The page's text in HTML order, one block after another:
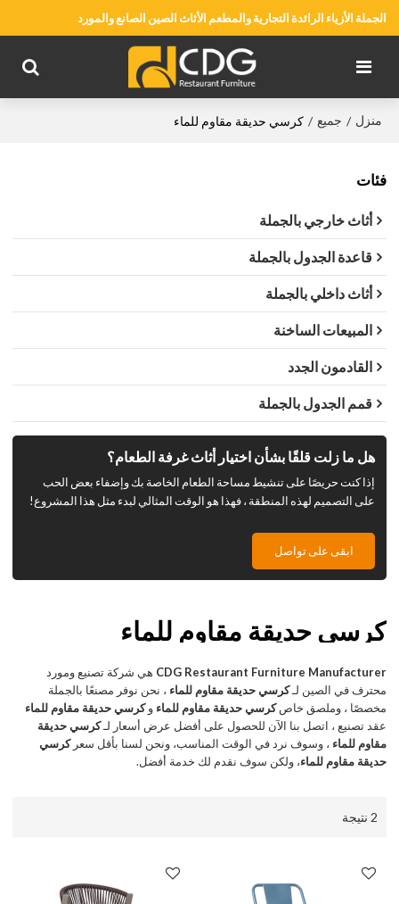
الجملة الأزياء الرائدة التجارية والمطعم الأثاث الصين الصانع والمورد
منزل / جميع / كرسي حديقة مقاوم للماء
فئات
أثاث خارجي بالجملة
قاعدة الجدول بالجملة
أثاث داخلي بالجملة
المبيعات الساخنة
القادمون الجدد
قمم الجدول بالجملة
هل ما زلت قلقًا بشأن اختيار أثاث غرفة الطعام؟
إذا كنت حريصًا على تنشيط مساحة الطعام الخاصة بك وإضفاء بعض الحب
على التصميم لهذه المنطقة ، فهذا هو الوقت المثالي لبدء مثل هذا المشروع!
ابقى على تواصل
كرسي حديقة مقاوم للماء
CDG Restaurant Furniture Manufacturer هي شركة تصنيع ومورد
محترف في الصين لـكرسي حديقة مقاوم للماء ، نحن نوفر مصنعًا بالجملة
مخصصًا ، وملصق خاصكرسي حديقة مقاوم للماء وكرسي حديقة مقاوم للماء
عقد تصنيع ، اتصل بنا الآن للحصول على أفضل عرض أسعار لـكرسي حديقة
مقاوم للماء ، وسوف نرد في الوقت المناسب، ونحن لسنا بأقل سعركرسي
حديقة مقاوم للماء، ولكن سوف نقدم لك خدمة أفضل.
2 نتيجة